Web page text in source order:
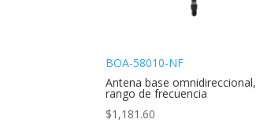
BOA-58010-NF
Antena base omnidireccional,
rango de frecuencia
$1,181.60